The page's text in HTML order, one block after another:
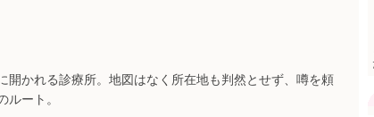
開かれる診療所。地図はなく所在地も判然とせず、噂を頼
ルート。